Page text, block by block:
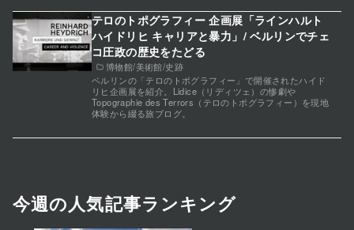
博物館/美術館/史跡
テロのトポグラフィー 企画展「ラインハルト
ハイドリヒ キャリアと暴力」/ ベルリンでチェ
コ圧政の歴史をたどる
ベルリンの「テロのトポグラフィー」で開催されたハイド
リヒ企画展を紹介。Lidice（リディツェ）の惨劇や
Topographie des Terrors（テロのトポグラフィー）を現地
体験から綴る旅ブログ。
今週の人気記事ランキング